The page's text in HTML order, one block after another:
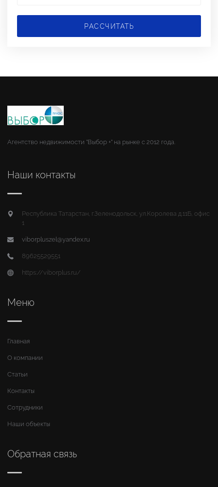
РАССЧИТАТЬ
Агентство недвижимости "Выбор +" на рынке с 2012 года.
Наши контакты
Республика Татарстан, г.Зеленодольск, ул.Королева д.11Б, офис
1
viborpluszel@yandex.ru
89625529551
https://viborplus.ru/
Меню
Главная
О компании
Статьи
Контакты
Сотрудники
Наши объекты
Обратная связь